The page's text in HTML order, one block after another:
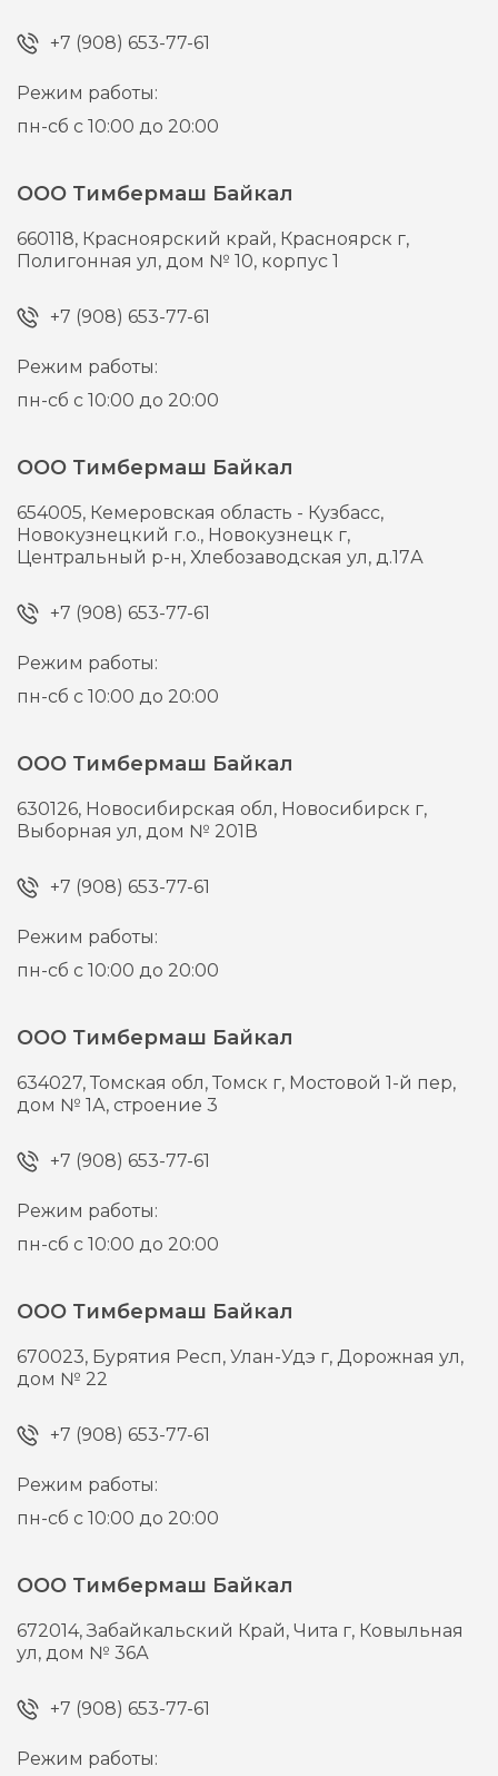
+7 (908) 653-77-61
Режим работы:
пн-сб с 10:00 до 20:00
ООО Тимбермаш Байкал
660118, Красноярский край, Красноярск г,
Полигонная ул, дом № 10, корпус 1
+7 (908) 653-77-61
Режим работы:
пн-сб с 10:00 до 20:00
ООО Тимбермаш Байкал
654005, Кемеровская область - Кузбасс,
Новокузнецкий г.о., Новокузнецк г,
Центральный р-н, Хлебозаводская ул, д.17А
+7 (908) 653-77-61
Режим работы:
пн-сб с 10:00 до 20:00
ООО Тимбермаш Байкал
630126, Новосибирская обл, Новосибирск г,
Выборная ул, дом № 201В
+7 (908) 653-77-61
Режим работы:
пн-сб с 10:00 до 20:00
ООО Тимбермаш Байкал
634027,Томская обл, Томск г, Мостовой 1-й пер,
дом № 1А, строение 3
+7 (908) 653-77-61
Режим работы:
пн-сб с 10:00 до 20:00
ООО Тимбермаш Байкал
670023, Бурятия Респ, Улан-Удэ г,Дорожная ул,
дом № 22
+7 (908) 653-77-61
Режим работы:
пн-сб с 10:00 до 20:00
ООО Тимбермаш Байкал
672014,Забайкальский Край, Чита г, Ковыльная
ул, дом № 36А
+7 (908) 653-77-61
Режим работы: